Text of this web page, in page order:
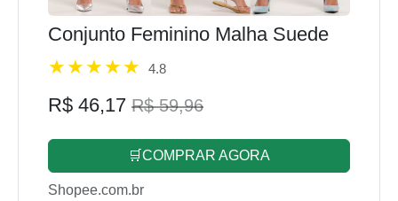
Conjunto Feminino Malha Suede
4.8
R$ 46,17 R$ 59,96
🛒COMPRAR AGORA
Shopee.com.br